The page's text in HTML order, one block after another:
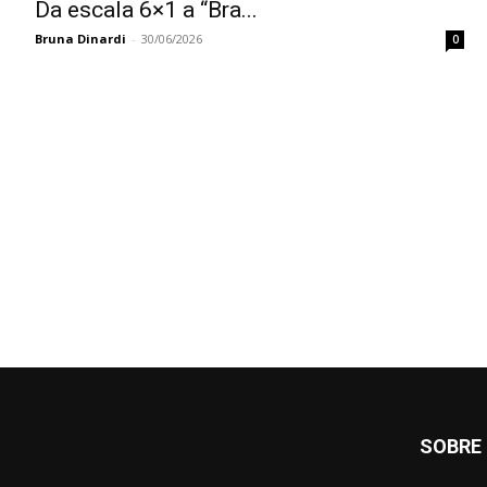
Da escala 6×1 a “Bra...
Bruna Dinardi - 30/06/2026 0